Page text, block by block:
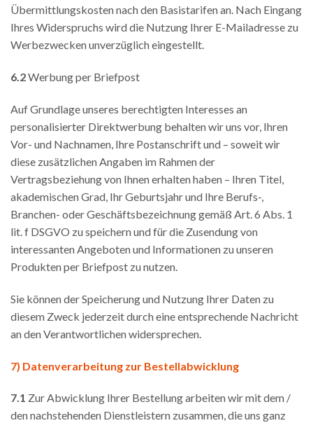
Übermittlungskosten nach den Basistarifen an. Nach Eingang
Ihres Widerspruchs wird die Nutzung Ihrer E-Mailadresse zu
Werbezwecken unverzüglich eingestellt.
6.2Werbung per Briefpost
Auf Grundlage unseres berechtigten Interesses an
personalisierter Direktwerbung behalten wir uns vor, Ihren
Vor- und Nachnamen, Ihre Postanschrift und – soweit wir
diese zusätzlichen Angaben im Rahmen der
Vertragsbeziehung von Ihnen erhalten haben – Ihren Titel,
akademischen Grad, Ihr Geburtsjahr und Ihre Berufs-,
Branchen- oder Geschäftsbezeichnung gemäß Art. 6 Abs. 1
lit. f DSGVO zu speichern und für die Zusendung von
interessanten Angeboten und Informationen zu unseren
Produkten per Briefpost zu nutzen.
Sie können der Speicherung und Nutzung Ihrer Daten zu
diesem Zweck jederzeit durch eine entsprechende Nachricht
an den Verantwortlichen widersprechen.
7) Datenverarbeitung zur Bestellabwicklung
7.1 Zur Abwicklung Ihrer Bestellung arbeiten wir mit dem /
den nachstehenden Dienstleistern zusammen, die uns ganz